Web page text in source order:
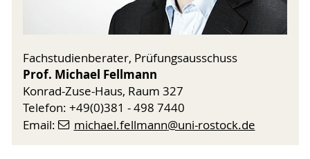
Fachstudienberater, Prüfungsausschuss
Prof. Michael Fellmann
Konrad-Zuse-Haus, Raum 327
Telefon: +49(0)381 - 498 7440
Email:
michael.fellmann@uni-rostock.de